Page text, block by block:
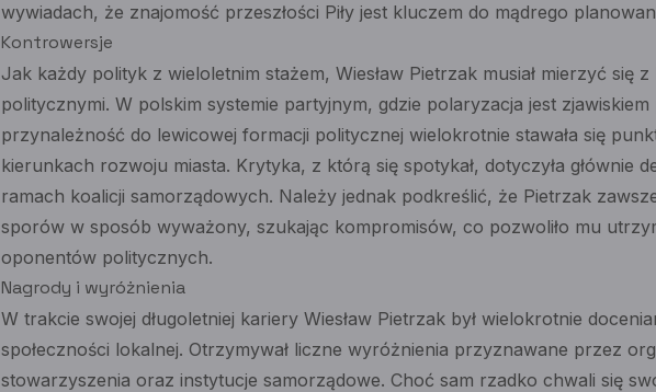
wywiadach, że znajomość przeszłości Piły jest kluczem do mądrego
Kontrowersje
Jak każdy polityk z wieloletnim stażem, Wiesław Pietrzak musiał mierzyć się
politycznymi. W polskim systemie partyjnym, gdzie polaryzacja jest
przynależność do lewicowej formacji politycznej wielokrotnie stawała się
kierunkach rozwoju miasta. Krytyka, z którą się spotykał, dotyczyła głównie
ramach koalicji samorządowych. Należy jednak podkreślić, że Pietrzak
sporów w sposób wyważony, szukając kompromisów, co pozwoliło mu
oponentów politycznych.
Nagrody i wyróżnienia
W trakcie swojej długoletniej kariery Wiesław Pietrzak był wielokrotnie
społeczności lokalnej. Otrzymywał liczne wyróżnienia przyznawane przez
stowarzyszenia oraz instytucje samorządowe. Choć sam rzadko chwali się